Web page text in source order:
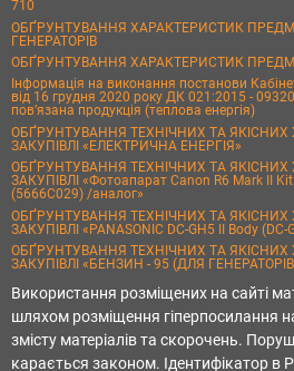
710
ОБҐРУНТУВАННЯ ХАРАКТЕРИСТИК
ГЕНЕРАТОРІВ
ОБҐРУНТУВАННЯ ХАРАКТЕРИСТИК
Інформація на виконання постанови
від 16 грудня 2020 року ДК 021:2015 -
пов’язана продукція (теплова енергія)
ОБҐРУНТУВАННЯ ТЕХНІЧНИХ ТА
ЗАКУПІВЛІ «ЕЛЕКТРИЧНА ЕНЕРГІЯ»
ОБҐРУНТУВАННЯ ТЕХНІЧНИХ ТА
ЗАКУПІВЛІ «Фотоапарат Canon R6 Mark II
(5666C029) /аналог»
ОБҐРУНТУВАННЯ ТЕХНІЧНИХ ТА
ЗАКУПІВЛІ «PANASONIC DC-GH5 II Body
ОБҐРУНТУВАННЯ ТЕХНІЧНИХ ТА
ЗАКУПІВЛІ «БЕНЗИН - 95 (ДЛЯ
Використання розміщених на сайті
шляхом розміщення гіперпосилання
змісту матеріалів та скорочень.
карається законом. Ідентифікатор в